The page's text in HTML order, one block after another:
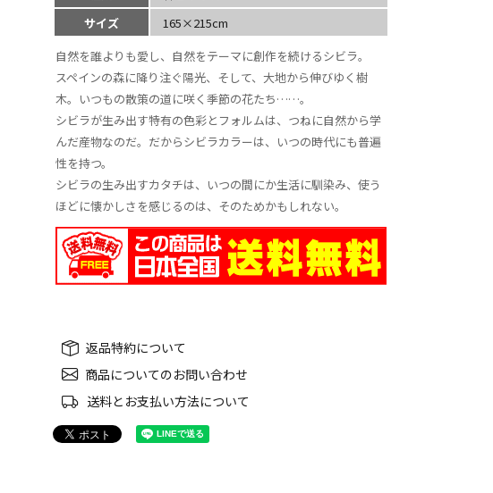
サイズ
165×215cm
自然を誰よりも愛し、自然をテーマに創作を続けるシビラ。
スペインの森に降り注ぐ陽光、そして、大地から伸びゆく樹
木。いつもの散策の道に咲く季節の花たち……。
シビラが生み出す特有の色彩とフォルムは、つねに自然から学
んだ産物なのだ。だからシビラカラーは、いつの時代にも普遍
性を持つ。
シビラの生み出すカタチは、いつの間にか生活に馴染み、使う
ほどに懐かしさを感じるのは、そのためかもしれない。
返品特約について
商品についてのお問い合わせ
送料とお支払い方法について